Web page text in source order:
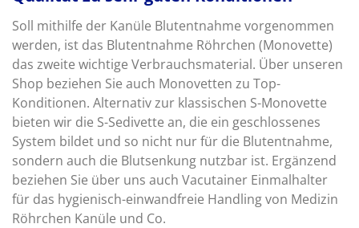
Soll mithilfe der Kanüle Blutentnahme vorgenommen
werden, ist das Blutentnahme Röhrchen (Monovette)
das zweite wichtige Verbrauchsmaterial. Über unseren
Shop beziehen Sie auch Monovetten zu Top-
Konditionen. Alternativ zur klassischen S-Monovette
bieten wir die S-Sedivette an, die ein geschlossenes
System bildet und so nicht nur für die Blutentnahme,
sondern auch die Blutsenkung nutzbar ist. Ergänzend
beziehen Sie über uns auch Vacutainer Einmalhalter
für das hygienisch-einwandfreie Handling von Medizin
Röhrchen Kanüle und Co.